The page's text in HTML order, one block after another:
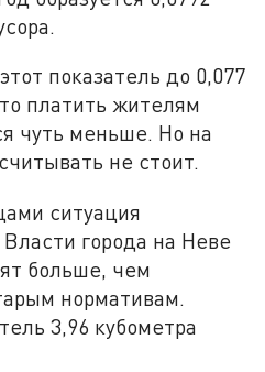
показатель до 0,077
платить жителям
чуть меньше. Но на
не стоит.
ситуация
города на Неве
больше, чем
нормативам.
3,96 кубометра